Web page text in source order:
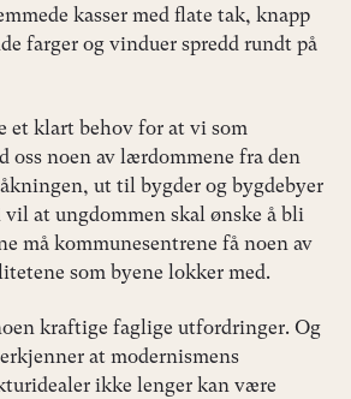
kasser med flate tak, knapp
farger og vinduer spredd rundt på
et klart behov for at vi som
oss noen av lærdommene fra den
ut til bygder og bygdebyer
at ungdommen skal ønske å bli
må kommunesentrene få noen av
som byene lokker med.
kraftige faglige utfordringer. Og
at modernismens
ikke lenger kan være